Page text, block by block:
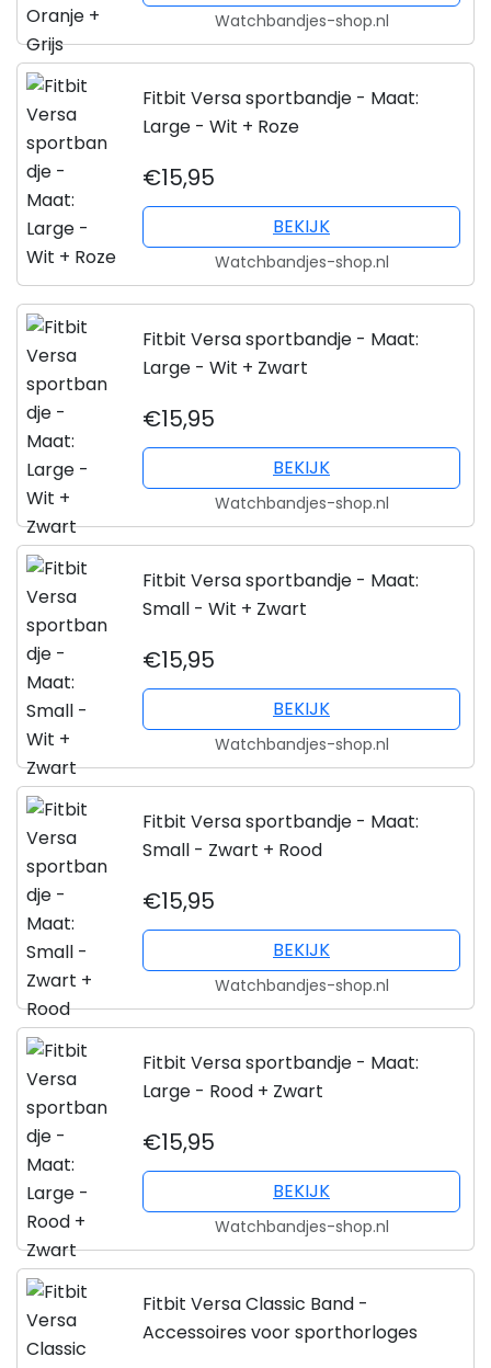
Watchbandjes-shop.nl
Fitbit Versa sportbandje - Maat:
Large - Wit + Roze
€15,95
BEKIJK
Watchbandjes-shop.nl
Fitbit Versa sportbandje - Maat:
Large - Wit + Zwart
€15,95
BEKIJK
Watchbandjes-shop.nl
Fitbit Versa sportbandje - Maat:
Small - Wit + Zwart
€15,95
BEKIJK
Watchbandjes-shop.nl
Fitbit Versa sportbandje - Maat:
Small - Zwart + Rood
€15,95
BEKIJK
Watchbandjes-shop.nl
Fitbit Versa sportbandje - Maat:
Large - Rood + Zwart
€15,95
BEKIJK
Watchbandjes-shop.nl
Fitbit Versa Classic Band -
Accessoires voor sporthorloges